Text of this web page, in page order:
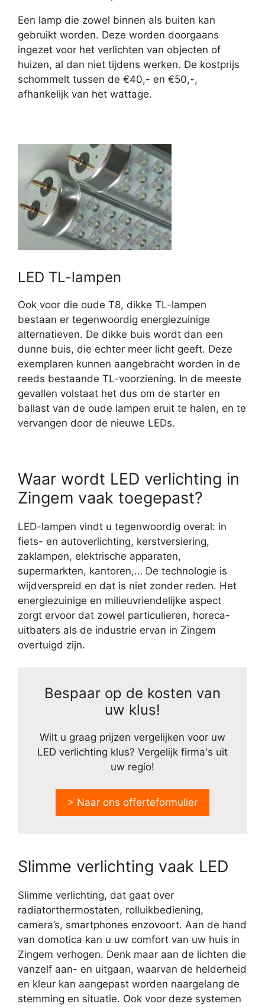
Een lamp die zowel binnen als buiten kan
gebruikt worden. Deze worden doorgaans
ingezet voor het verlichten van objecten of
huizen, al dan niet tijdens werken. De kostprijs
schommelt tussen de €40,- en €50,-,
afhankelijk van het wattage.
LED TL-lampen
Ook voor die oude T8, dikke TL-lampen
bestaan er tegenwoordig energiezuinige
alternatieven. De dikke buis wordt dan een
dunne buis, die echter meer licht geeft. Deze
exemplaren kunnen aangebracht worden in de
reeds bestaande TL-voorziening. In de meeste
gevallen volstaat het dus om de starter en
ballast van de oude lampen eruit te halen, en te
vervangen door de nieuwe LEDs.
Waar wordt LED verlichting in
Zingem vaak toegepast?
LED-lampen vindt u tegenwoordig overal: in
fiets- en autoverlichting, kerstversiering,
zaklampen, elektrische apparaten,
supermarkten, kantoren,… De technologie is
wijdverspreid en dat is niet zonder reden. Het
energiezuinige en milieuvriendelijke aspect
zorgt ervoor dat zowel particulieren, horeca-
uitbaters als de industrie ervan in Zingem
overtuigd zijn.
Bespaar op de kosten van
uw klus!
Wilt u graag prijzen vergelijken voor uw
LED verlichting klus? Vergelijk firma's uit
uw regio!
> Naar ons offerteformulier
Slimme verlichting vaak LED
Slimme verlichting, dat gaat over
radiatorthermostaten, rolluikbediening,
camera’s, smartphones enzovoort. Aan de hand
van domotica kan u uw comfort van uw huis in
Zingem verhogen. Denk maar aan de lichten die
vanzelf aan- en uitgaan, waarvan de helderheid
en kleur kan aangepast worden naargelang de
stemming en situatie. Ook voor deze systemen